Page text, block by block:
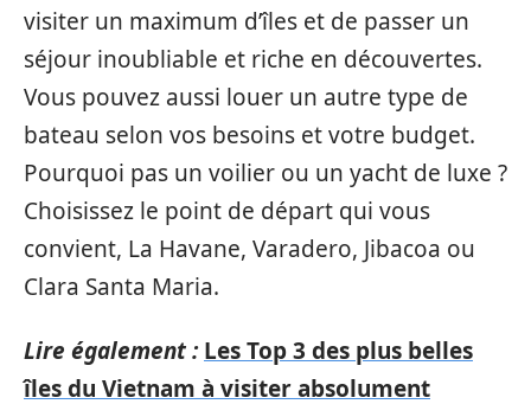
visiter un maximum d’îles et de passer un
séjour inoubliable et riche en découvertes.
Vous pouvez aussi louer un autre type de
bateau selon vos besoins et votre budget.
Pourquoi pas un voilier ou un yacht de luxe ?
Choisissez le point de départ qui vous
convient, La Havane, Varadero, Jibacoa ou
Clara Santa Maria.
Lire également : Les Top 3 des plus belles
îles du Vietnam à visiter absolument